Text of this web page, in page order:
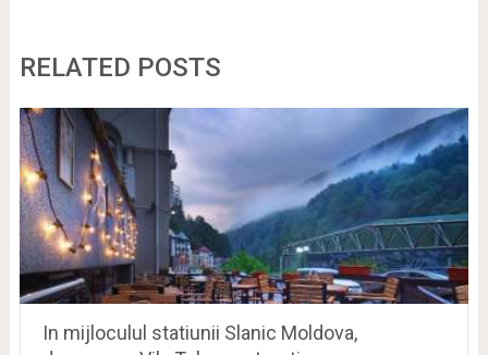
RELATED POSTS
In mijloculul statiunii Slanic Moldova,